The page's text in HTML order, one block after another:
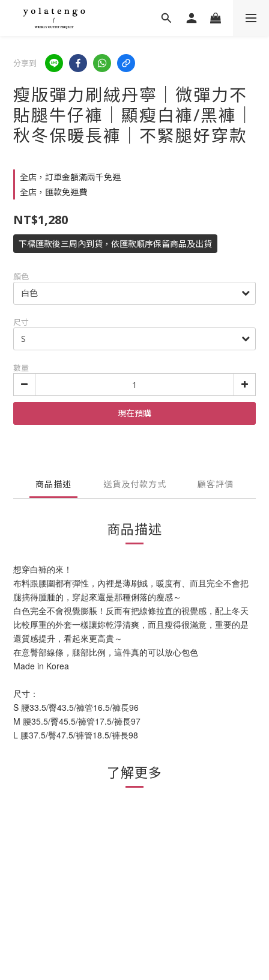
分享到
瘦版彈力刷絨丹寧｜微彈力不
貼腿牛仔褲｜顯瘦白褲/黑褲｜
秋冬保暖長褲｜不緊腿好穿款
全店，訂單金額滿兩千免運
全店，匯款免運費
NT$1,280
下標匯款後三周內到貨，依匯款順序保留商品及出貨
顏色
尺寸
數量
現在預購
商品描述 送貨及付款方式 顧客評價
商品描述
想穿白褲的來！
布料跟腰圍都有彈性，內裡是薄刷絨，暖度有、而且完全不會把
腿搞得腫腫的，穿起來還是那種俐落的瘦感～
白色完全不會視覺膨脹！反而有把線條拉直的視覺感，配上冬天
比較厚重的外套一樣讓妳乾淨清爽，而且瘦得很滿意，重要的是
還質感提升，看起來更高貴～
在意臀部線條，腿部比例，這件真的可以放心包色
Made in Korea
尺寸：
S 腰33.5/臀43.5/褲管16.5/褲長96
M 腰35.5/臀45.5/褲管17.5/褲長97
L 腰37.5/臀47.5/褲管18.5/褲長98
了解更多